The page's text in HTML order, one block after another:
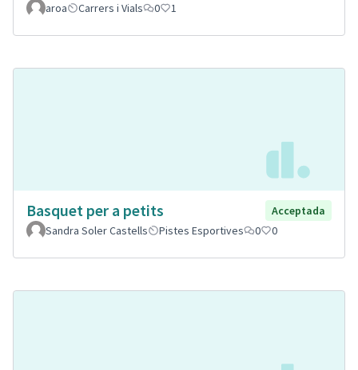
aroa Carrers i Vials 0 1
Basquet per a petits
Acceptada
Sandra Soler Castells
Pistes Esportives 0 0